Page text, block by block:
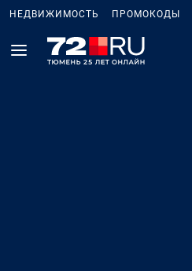
НЕДВИЖИМОСТЬ ПРОМОКОДЫ